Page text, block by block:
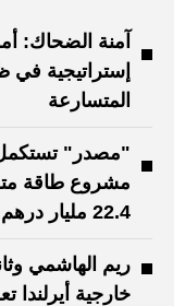
آمنة الضحاك:
إستراتيجية في
المتسارعة
"مصدر" تستكمل
مشروع طاقة
22.4 مليار درهم
ريم الهاشمي
خارجية أيرلندا